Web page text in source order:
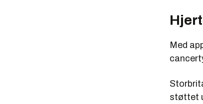
Med
støttet